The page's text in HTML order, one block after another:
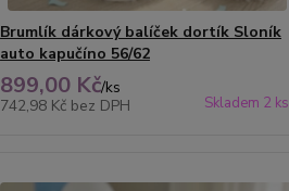
Brumlík dárkový balíček dortík Sloník
auto kapučíno 56/62
899,00 Kč/ks
742,98 Kč bez DPH Skladem 2 ks